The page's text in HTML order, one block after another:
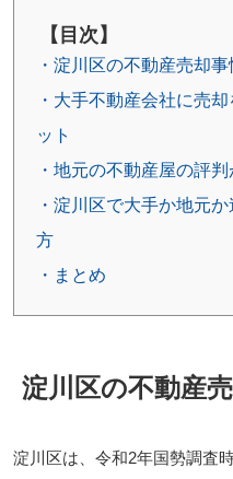
【目次】
・淀川区の不動産売却
・大手不動産会社に売
ット
・地元の不動産屋の評
・淀川区で大手か地元
方
・まとめ
淀川区の不動産
淀川区は、令和2年国勢調査